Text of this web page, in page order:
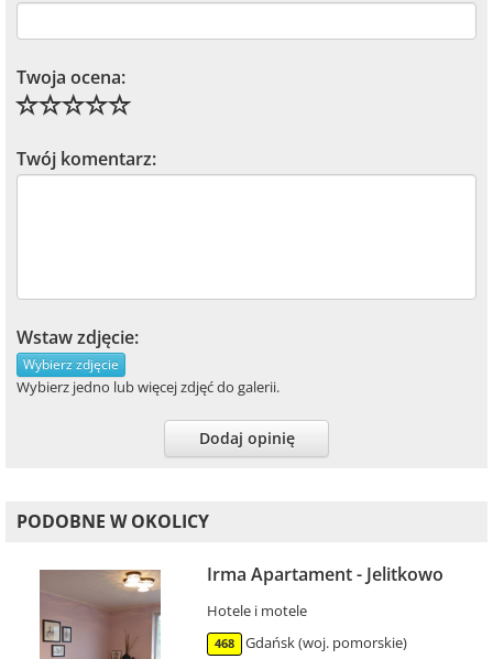
Twoja ocena:
Twój komentarz:
Wstaw zdjęcie:
Wybierz zdjęcie
Wybierz jedno lub więcej zdjęć do galerii.
Dodaj opinię
PODOBNE W OKOLICY
Irma Apartament - Jelitkowo
Hotele i motele
468
Gdańsk (woj. pomorskie)